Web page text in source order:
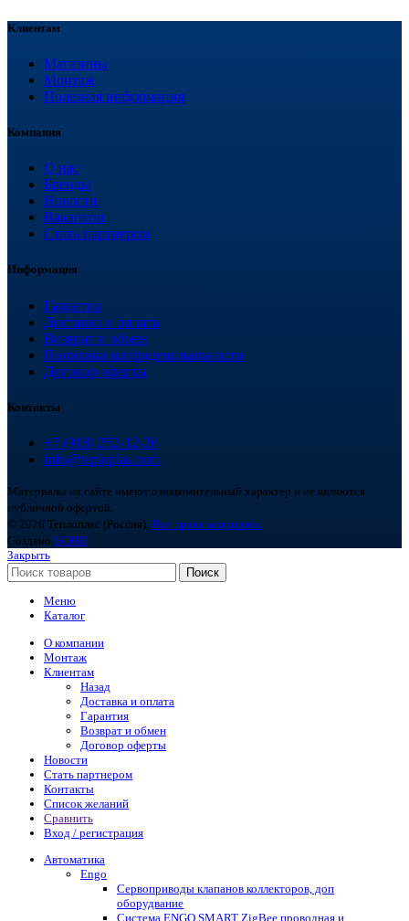
Клиентам
Магазины
Монтаж
Полезная информация
Компания
О нас
Бренды
Новости
Вакансии
Стать партнером
Информация
Гарантия
Доставка и оплата
Возврат и обмен
Политика конфиденциальности
Договор оферты
Контакты
+7 (918) 252-12-26
info@teploplas.com
Материалы на сайте имеют ознакомительный характер и не являются
публичной офертой.
© 2026 Теплоплас (Россия). Все права защищены.
Создано BOND
Закрыть
Поиск
Меню
Каталог
О компании
Монтаж
Клиентам
Назад
Доставка и оплата
Гарантия
Возврат и обмен
Договор оферты
Новости
Стать партнером
Контакты
Список желаний
Сравнить
Вход / регистрация
Автоматика
Engo
Сервоприводы клапанов коллекторов, доп
оборудвание
Система ENGO SMART ZigBee проводная и